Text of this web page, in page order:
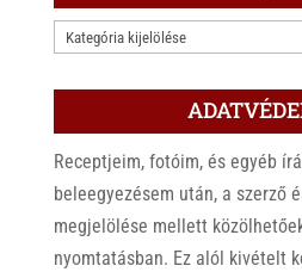
KATEGÓRIÁK
Receptjeim, fotóim, és egyéb
beleegyezésem után, a szerző
megjelölése mellett
nyomtatásban. Ez alól kivételt